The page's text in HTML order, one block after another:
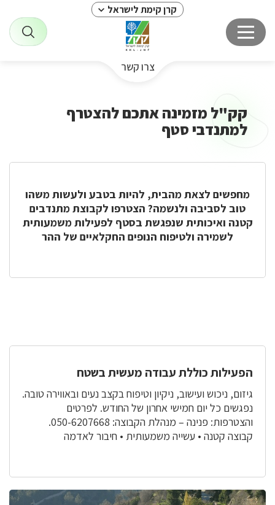
קרן קימת לישראל
צרו קשר
קק"ל מזמינה אתכם להצטרף
למתנדבי סטף
מחפשים לצאת מהבית, להיות בטבע ולעשות משהו
טוב לסביבה ולנשמה? הצטרפו לקבוצת מתנדבים
קטנה ואיכותית שנפגשת בסטף לפעילות משמעותית
לשמירה ולטיפוח הנופים החקלאיים של ההר
הפעילות כוללת עבודה מעשית בשטח
גיזום, ניכוש ועישוב, ניקיון וטיפוח בקצב נעים ובאווירה טובה.
נפגשים כל יום חמישי אחרון של החודש. לפרטים
והצטרפות: פנינה – מנהלת הקבוצה: 050-6207668.
קבוצה קטנה • עשייה משמעותית • חיבור לאדמה